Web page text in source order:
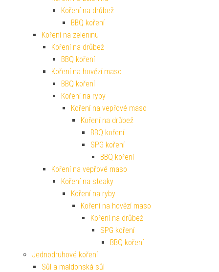
Koření na drůbež
BBQ koření
Koření na zeleninu
Koření na drůbež
BBQ koření
Koření na hovězí maso
BBQ koření
Koření na ryby
Koření na vepřové maso
Koření na drůbež
BBQ koření
SPG koření
BBQ koření
Koření na vepřové maso
Koření na steaky
Koření na ryby
Koření na hovězí maso
Koření na drůbež
SPG koření
BBQ koření
Jednodruhové koření
Sůl a maldonská sůl